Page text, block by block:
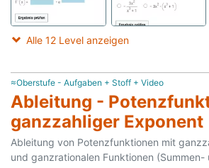
Alle 12 Level anzeigen
≈Oberstufe - Aufgaben + Stoff + Video
Ableitung -
ganzzahliger Exponent
Ableitung von Potenzfunktionen mit
und ganzrationalen Funktionen (Summen-